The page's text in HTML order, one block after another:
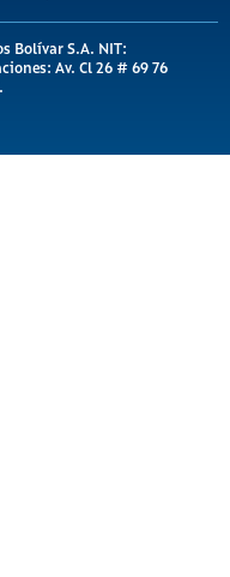
Bolívar S.A. NIT:
Av. Cl 26 # 69 76